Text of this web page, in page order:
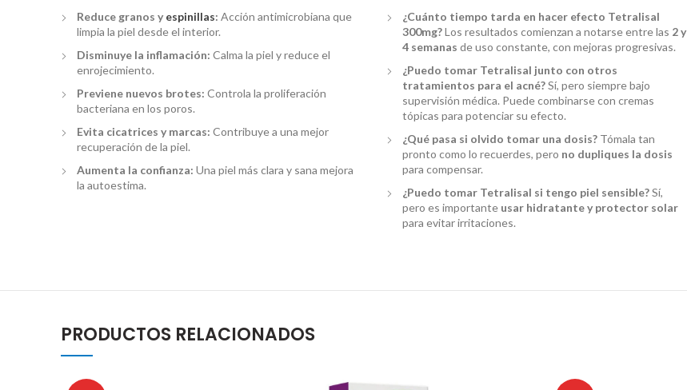
Reduce granos y espinillas: Acción antimicrobiana que
limpia la piel desde el interior.
Disminuye la inflamación: Calma la piel y reduce el
enrojecimiento.
Previene nuevos brotes: Controla la proliferación
bacteriana en los poros.
Evita cicatrices y marcas: Contribuye a una mejor
recuperación de la piel.
Aumenta la confianza: Una piel más clara y sana mejora
la autoestima.
¿Cuánto tiempo tarda en hacer efecto Tetralisal
300mg?Los resultados comienzan a notarse entre las 2 y
4 semanas de uso constante, con mejoras progresivas.
¿Puedo tomar Tetralisal junto con otros
tratamientos para el acné?Sí, pero siempre bajo
supervisión médica. Puede combinarse con cremas
tópicas para potenciar su efecto.
¿Qué pasa si olvido tomar una dosis? Tómala tan
pronto como lo recuerdes, pero no dupliques la dosis
para compensar.
¿Puedo tomar Tetralisal si tengo piel sensible?Sí,
pero es importante usar hidratante y protector solar
para evitar irritaciones.
PRODUCTOS RELACIONADOS